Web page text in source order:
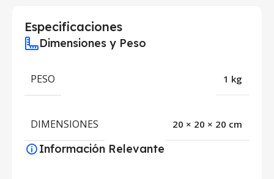
Especificaciones
Dimensiones y Peso
PESO 1 kg
DIMENSIONES 20 × 20 × 20 cm
Información Relevante